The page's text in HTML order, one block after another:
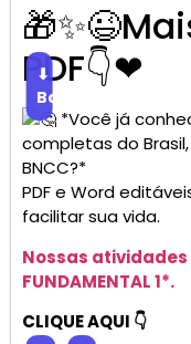
PDF👇❤
⬇
Baixar
*Você já
completas do
PDF e Word
facilitar sua vida.
Nossas atividades
FUNDAMENTAL 1*.
CLIQUE AQUI 👇